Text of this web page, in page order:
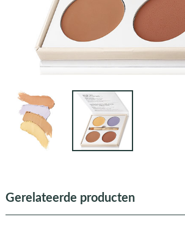
Gerelateerde producten